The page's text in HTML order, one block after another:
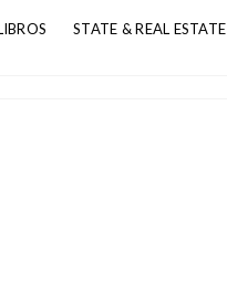
STATE & REAL ESTATE